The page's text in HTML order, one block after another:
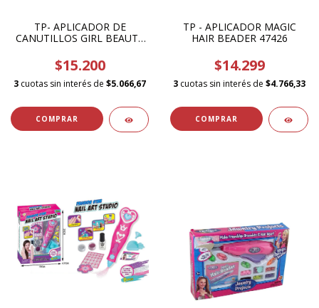
TP- APLICADOR DE
CANUTILLOS GIRL BEAUTY
$15.200
3 cuotas sin interés de $5.066,67
TP - APLICADOR MAGIC
HAIR BEADER 47426
$14.299
3 cuotas sin interés de $4.766,33